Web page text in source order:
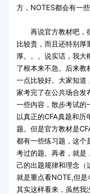
方，NOTES都会有一些
再说官方教材吧，很
比较贵，而且还特别厚
厚。。。说实话，我大
了根本来不急。后来教
一点比较好。大家知道
家考完了在公共场合发
一些内容，散步考试的
以真正的CFA真题和历
题。但是官方教材是
都有一些练习题，这个
考过的题。再者，就是
己的出题规律和理念（
就是重点看NOTE,但是
其实这样看来，虽然我